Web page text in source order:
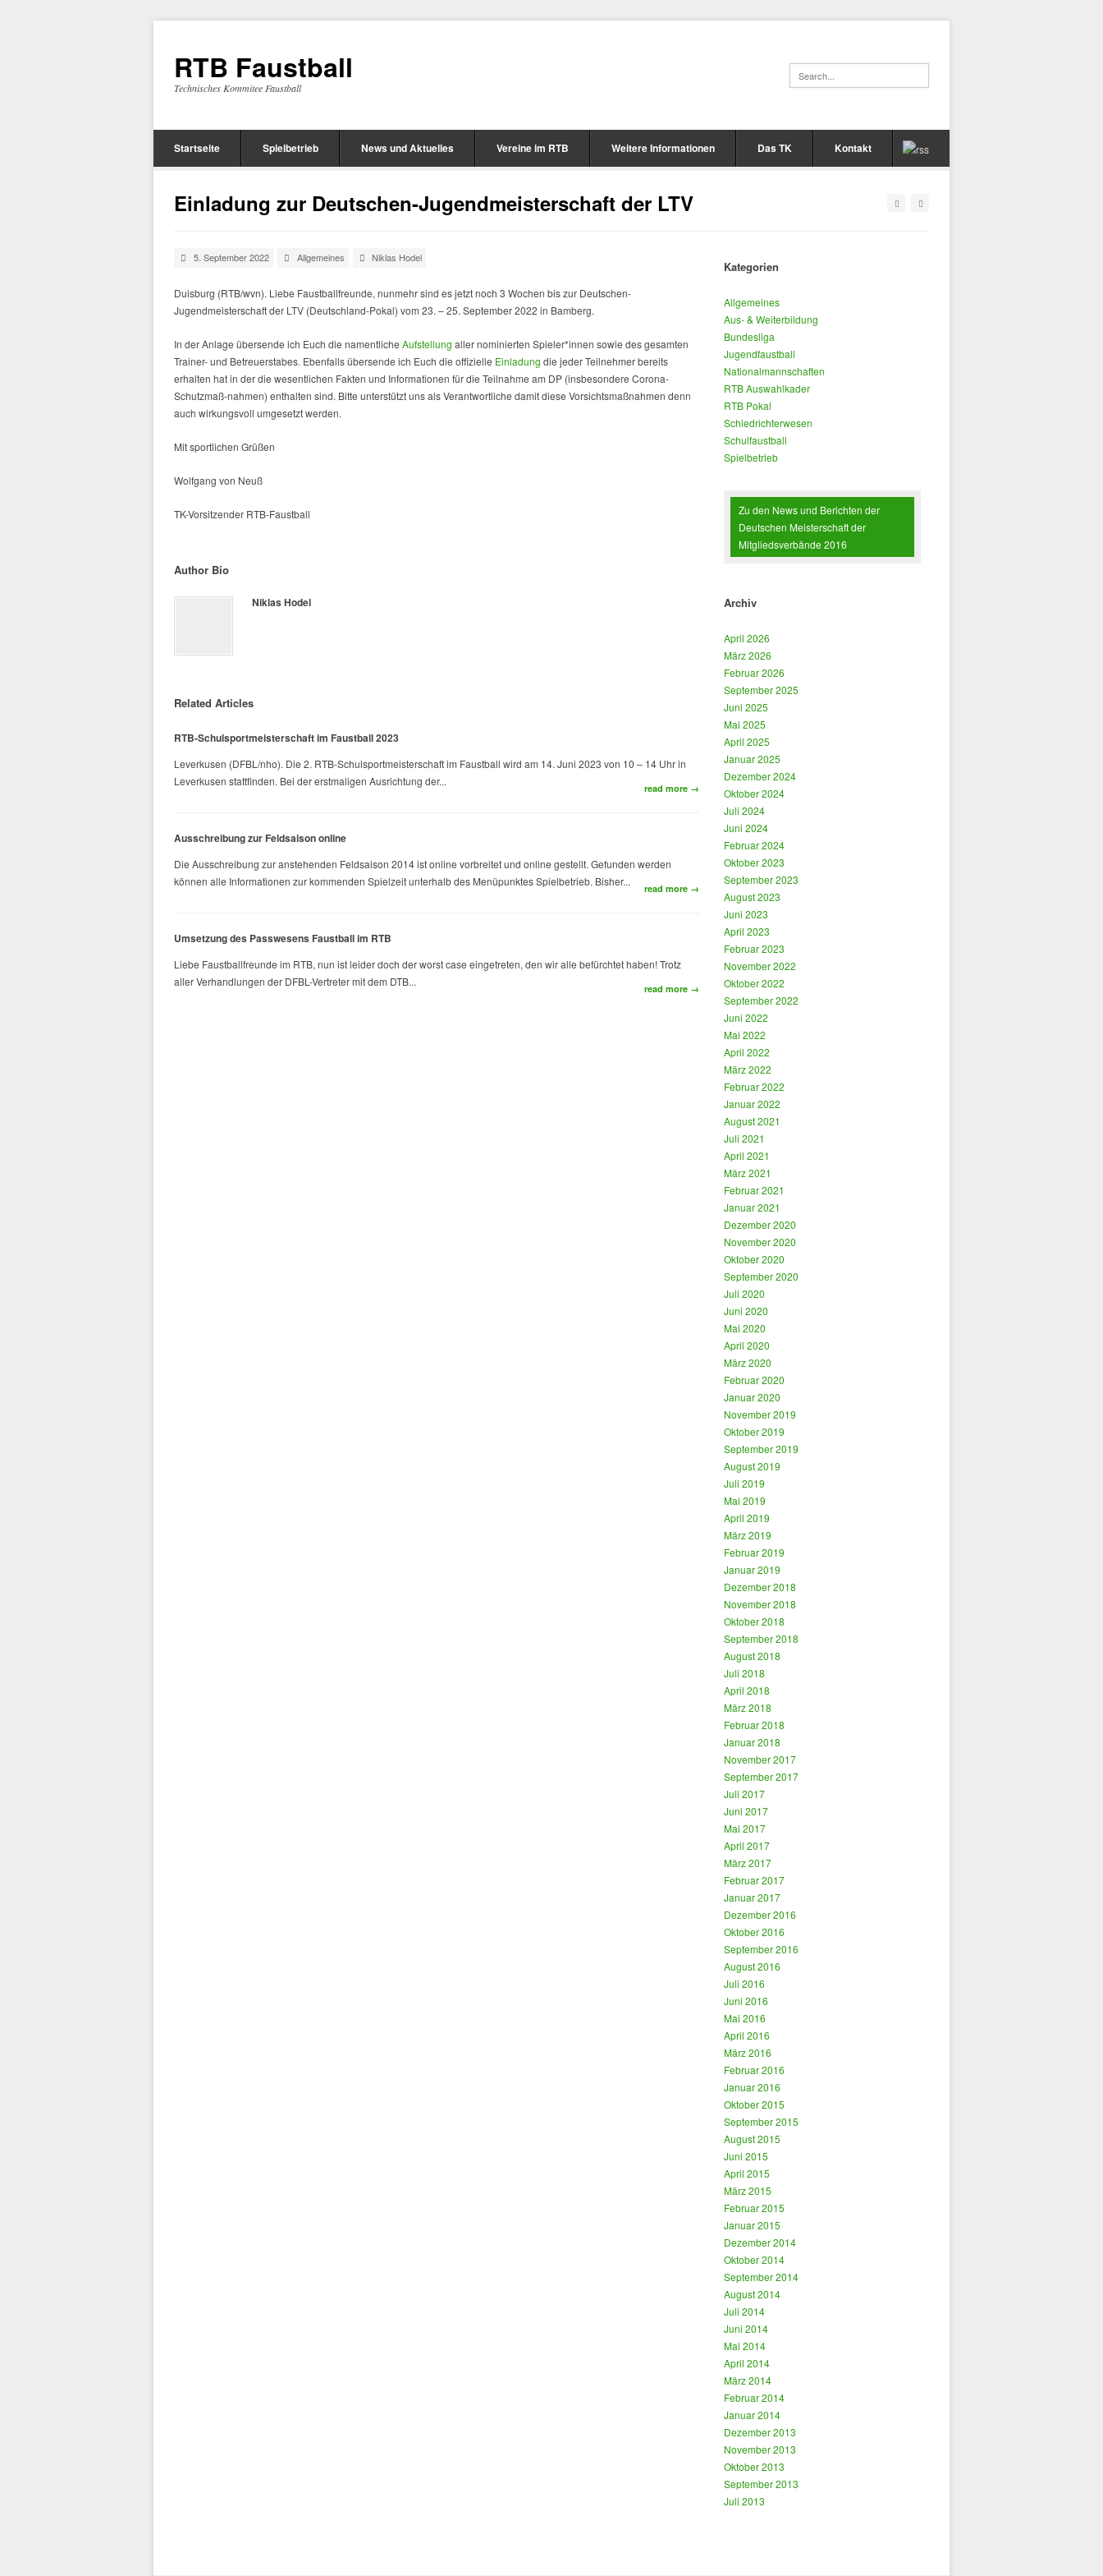
RTB Faustball
Technisches Kommitee Faustball
Startseite Spielbetrieb News und Aktuelles Vereine im RTB Weitere Informationen Das TK Kontakt
Einladung zur Deutschen-Jugendmeisterschaft der LTV
5. September 2022 Allgemeines Niklas Hodel
Duisburg (RTB/wvn). Liebe Faustballfreunde, nunmehr sind es jetzt noch 3 Wochen bis zur Deutschen-
Jugendmeisterschaft der LTV (Deutschland-Pokal) vom 23. – 25. September 2022 in Bamberg.
In der Anlage übersende ich Euch die namentliche Aufstellung aller nominierten Spieler*innen sowie des gesamten
Trainer- und Betreuerstabes. Ebenfalls übersende ich Euch die offizielle Einladung die jeder Teilnehmer bereits
erhalten hat in der die wesentlichen Fakten und Informationen für die Teilnahme am DP (insbesondere Corona-
Schutzmaß-nahmen) enthalten sind. Bitte unterstützt uns als Verantwortliche damit diese Vorsichtsmaßnahmen denn
auch wirkungsvoll umgesetzt werden.
Mit sportlichen Grüßen
Wolfgang von Neuß
TK-Vorsitzender RTB-Faustball
Author Bio
Niklas Hodel
Related Articles
RTB-Schulsportmeisterschaft im Faustball 2023
Leverkusen (DFBL/nho). Die 2. RTB-Schulsportmeisterschaft im Faustball wird am 14. Juni 2023 von 10 – 14 Uhr in
Leverkusen stattfinden. Bei der erstmaligen Ausrichtung der...
read more →
Ausschreibung zur Feldsaison online
Die Ausschreibung zur anstehenden Feldsaison 2014 ist online vorbreitet und online gestellt. Gefunden werden
können alle Informationen zur kommenden Spielzeit unterhalb des Menüpunktes Spielbetrieb. Bisher...
read more →
Umsetzung des Passwesens Faustball im RTB
Liebe Faustballfreunde im RTB, nun ist leider doch der worst case eingetreten, den wir alle befürchtet haben! Trotz
aller Verhandlungen der DFBL-Vertreter mit dem DTB...
read more →
Kategorien
Allgemeines
Aus- & Weiterbildung
Bundesliga
Jugendfaustball
Nationalmannschaften
RTB Auswahlkader
RTB Pokal
Schiedrichterwesen
Schulfaustball
Spielbetrieb
Zu den News und Berichten der
Deutschen Meisterschaft der
Mitgliedsverbände 2016
Archiv
April 2026
März 2026
Februar 2026
September 2025
Juni 2025
Mai 2025
April 2025
Januar 2025
Dezember 2024
Oktober 2024
Juli 2024
Juni 2024
Februar 2024
Oktober 2023
September 2023
August 2023
Juni 2023
April 2023
Februar 2023
November 2022
Oktober 2022
September 2022
Juni 2022
Mai 2022
April 2022
März 2022
Februar 2022
Januar 2022
August 2021
Juli 2021
April 2021
März 2021
Februar 2021
Januar 2021
Dezember 2020
November 2020
Oktober 2020
September 2020
Juli 2020
Juni 2020
Mai 2020
April 2020
März 2020
Februar 2020
Januar 2020
November 2019
Oktober 2019
September 2019
August 2019
Juli 2019
Mai 2019
April 2019
März 2019
Februar 2019
Januar 2019
Dezember 2018
November 2018
Oktober 2018
September 2018
August 2018
Juli 2018
April 2018
März 2018
Februar 2018
Januar 2018
November 2017
September 2017
Juli 2017
Juni 2017
Mai 2017
April 2017
März 2017
Februar 2017
Januar 2017
Dezember 2016
Oktober 2016
September 2016
August 2016
Juli 2016
Juni 2016
Mai 2016
April 2016
März 2016
Februar 2016
Januar 2016
Oktober 2015
September 2015
August 2015
Juni 2015
April 2015
März 2015
Februar 2015
Januar 2015
Dezember 2014
Oktober 2014
September 2014
August 2014
Juli 2014
Juni 2014
Mai 2014
April 2014
März 2014
Februar 2014
Januar 2014
Dezember 2013
November 2013
Oktober 2013
September 2013
Juli 2013